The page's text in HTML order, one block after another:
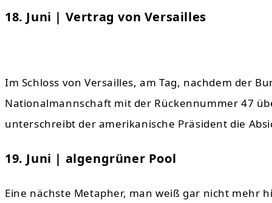
18. Juni | Vertrag von Versailles
Im Schloss von Versailles, am Tag, nachdem der
Nationalmannschaft mit der Rückennummer 47
unterschreibt der amerikanische Präsident die
19. Juni | algengrüner Pool
Eine nächste Metapher, man weiß gar nicht mehr